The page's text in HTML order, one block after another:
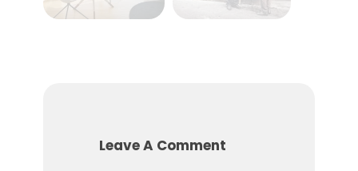
Leave A Comment